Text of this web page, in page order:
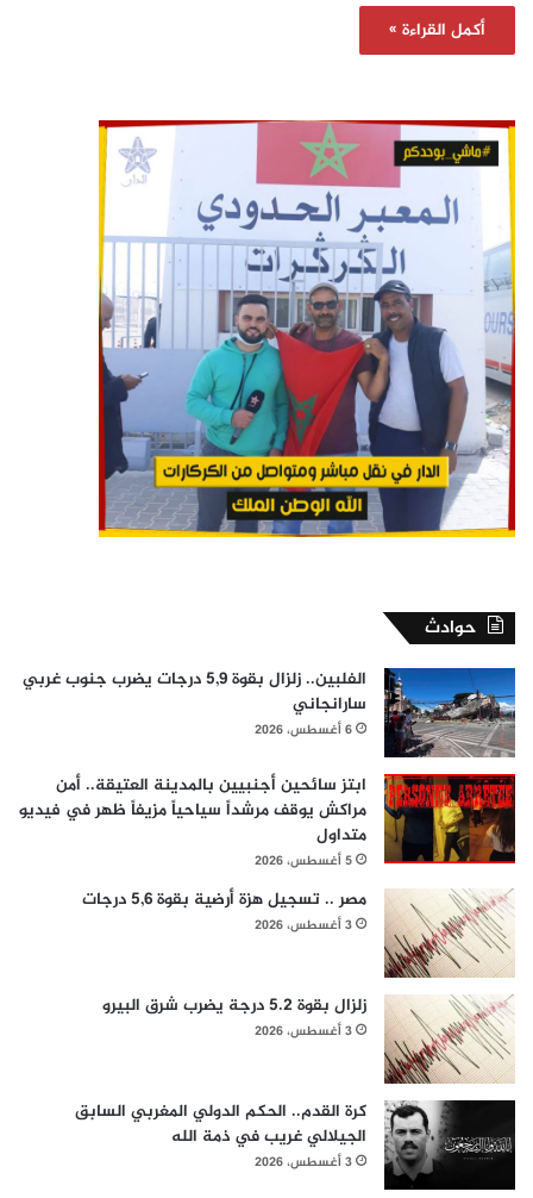
أكمل القراءة »
حوادث
الفلبين.. زلزال بقوة 5,9 درجات يضرب جنوب غربي
سارانجاني
6 أغسطس، 2026
ابتز سائحين أجنبيين بالمدينة العتيقة.. أمن
مراكش يوقف مرشداً سياحياً مزيفاً ظهر في فيديو
متداول
5 أغسطس، 2026
مصر .. تسجيل هزة أرضية بقوة 5,6 درجات
3 أغسطس، 2026
زلزال بقوة 5.2 درجة يضرب شرق البيرو
3 أغسطس، 2026
كرة القدم.. الحكم الدولي المغربي السابق
الجيلالي غريب في ذمة الله
3 أغسطس، 2026